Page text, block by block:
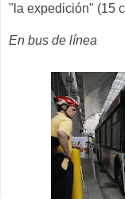
"la expedición" (15
En bus de línea